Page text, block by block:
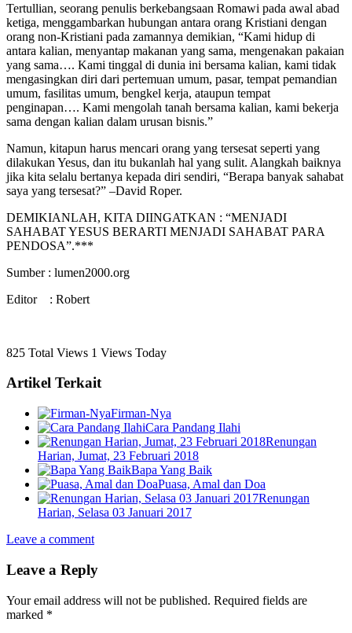
Tertullian, seorang penulis berkebangsaan Romawi pada awal abad
ketiga, menggambarkan hubungan antara orang Kristiani dengan
orang non-Kristiani pada zamannya demikian, “Kami hidup di
antara kalian, menyantap makanan yang sama, mengenakan pakaian
yang sama…. Kami tinggal di dunia ini bersama kalian, kami tidak
mengasingkan diri dari pertemuan umum, pasar, tempat pemandian
umum, fasilitas umum, bengkel kerja, ataupun tempat
penginapan…. Kami mengolah tanah bersama kalian, kami bekerja
sama dengan kalian dalam urusan bisnis.”
Namun, kitapun harus mencari orang yang tersesat seperti yang
dilakukan Yesus, dan itu bukanlah hal yang sulit. Alangkah baiknya
jika kita selalu bertanya kepada diri sendiri, “Berapa banyak sahabat
saya yang tersesat?” –David Roper.
DEMIKIANLAH, KITA DIINGATKAN : “MENJADI
SAHABAT YESUS BERARTI MENJADI SAHABAT PARA
PENDOSA”.***
Sumber : lumen2000.org
Editor : Robert
825 Total Views 1 Views Today
Artikel Terkait
Firman-Nya
Cara Pandang Ilahi
Renungan
Harian, Jumat, 23 Februari 2018
Bapa Yang Baik
Puasa, Amal dan Doa
Renungan
Harian, Selasa 03 Januari 2017
Leave a comment
Leave a Reply
Your email address will not be published. Required fields are
marked *